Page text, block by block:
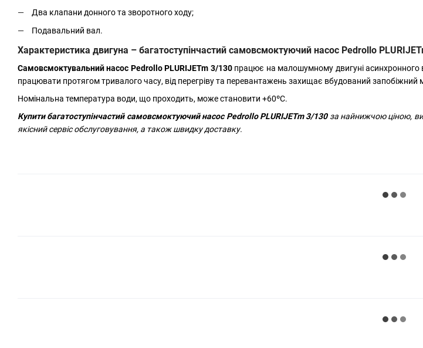
Два клапани донного та зворотного ходу;
Подавальний вал.
Характеристика двигуна – багатоступінчастий самовсмоктуючий насос Pedrollo
Самовсмоктувальний насос Pedrollo PLURIJETm 3/130працює на малошумному двигуні асинхронного
працювати протягом тривалого часу, від перегріву та перевантажень захищає вбудований запобіжний
Номінальна температура води, що проходить, може становити +60ºС.
Купитибагатоступінчастийсамовсмоктуючий насос PedrolloPLURIJETm 3/130 за найнижчою ціною,
якісний сервіс обслуговування, а також швидку доставку.